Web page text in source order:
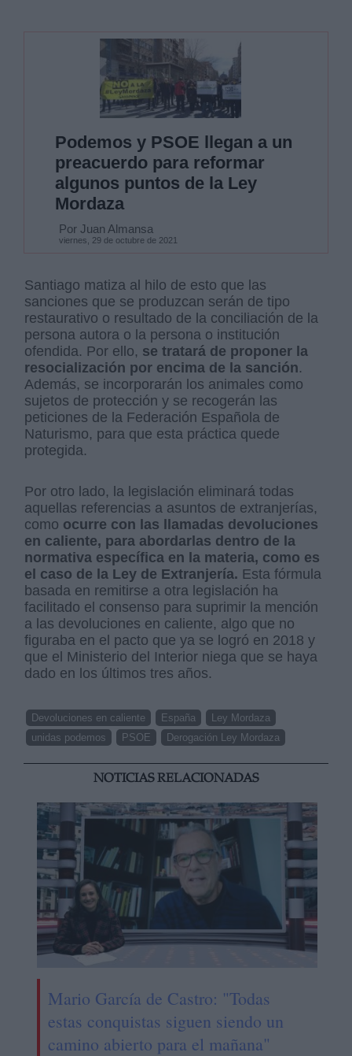
Podemos y PSOE llegan a un
preacuerdo para reformar
algunos puntos de la Ley
Mordaza
Por Juan Almansa
viernes, 29 de octubre de 2021
Santiago matiza al hilo de esto que las
sanciones que se produzcan serán de tipo
restaurativo o resultado de la conciliación de la
persona autora o la persona o institución
ofendida. Por ello, se tratará de proponer la
resocialización por encima de la sanción.
Además, se incorporarán los animales como
sujetos de protección y se recogerán las
peticiones de la Federación Española de
Naturismo, para que esta práctica quede
protegida.
Por otro lado, la legislación eliminará todas
aquellas referencias a asuntos de extranjerías,
como ocurre con las llamadas devoluciones
en caliente, para abordarlas dentro de la
normativa específica en la materia, como es
el caso de la Ley de Extranjería. Esta fórmula
basada en remitirse a otra legislación ha
facilitado el consenso para suprimir la mención
a las devoluciones en caliente, algo que no
figuraba en el pacto que ya se logró en 2018 y
que el Ministerio del Interior niega que se haya
dado en los últimos tres años.
Devoluciones en caliente España
Ley Mordaza
unidas podemos
PSOE Derogación Ley Mordaza
NOTICIAS RELACIONADAS
Mario García de Castro: "Todas
estas conquistas siguen siendo un
camino abierto para el mañana"